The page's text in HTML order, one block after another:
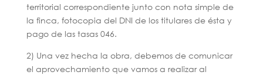
territorial correspondiente junto con nota simple de
la finca, fotocopia del DNI de los titulares de ésta y
pago de las tasas 046.
2) Una vez hecha la obra, debemos de comunicar
el aprovechamiento que vamos a realizar al